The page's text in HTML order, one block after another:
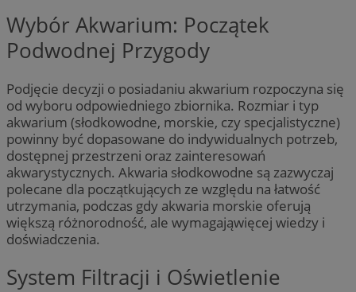
Wybór Akwarium: Początek
Podwodnej Przygody
Podjęcie decyzji o posiadaniu akwarium rozpoczyna się
od wyboru odpowiedniego zbiornika. Rozmiar i typ
akwarium (słodkowodne, morskie, czy specjalistyczne)
powinny być dopasowane do indywidualnych potrzeb,
dostępnej przestrzeni oraz zainteresowań
akwarystycznych. Akwaria słodkowodne są zazwyczaj
polecane dla początkujących ze względu na łatwość
utrzymania, podczas gdy akwaria morskie oferują
większą różnorodność, ale wymagająwięcej wiedzy i
doświadczenia.
System Filtracji i Oświetlenie